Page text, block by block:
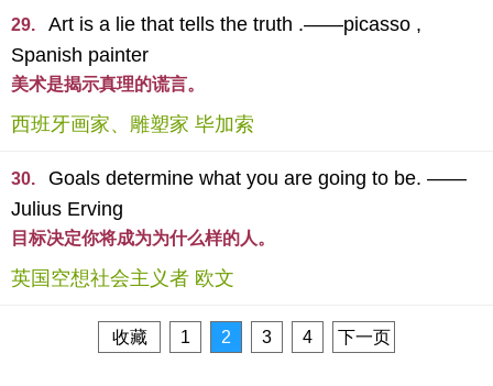
29.
Art is a lie that tells the truth .——picasso ,
Spanish painter
美术是揭示真理的谎言。
西班牙画家、雕塑家 毕加索
30.
Goals determine what you are going to be. ——
Julius Erving
目标决定你将成为为什么样的人。
英国空想社会主义者 欧文
收藏 1 2 3 4 下一页